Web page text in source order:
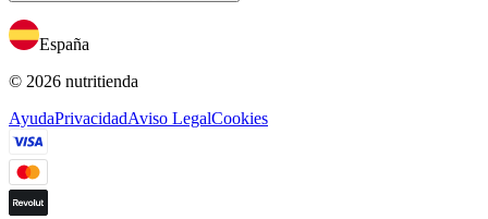
España
© 2026 nutritienda
AyudaPrivacidadAviso LegalCookies